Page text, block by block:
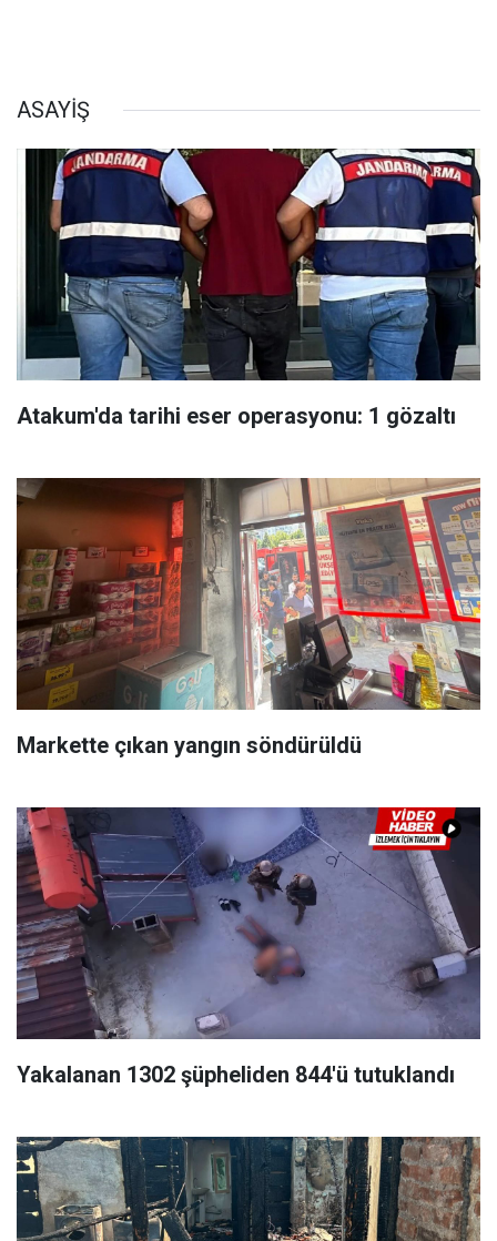
ASAYİŞ
Atakum'da tarihi eser operasyonu: 1 gözaltı
Markette çıkan yangın söndürüldü
Yakalanan 1302 şüpheliden 844'ü tutuklandı